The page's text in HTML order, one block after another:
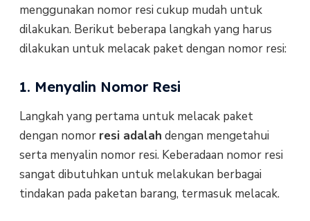
menggunakan nomor resi cukup mudah untuk
dilakukan. Berikut beberapa langkah yang harus
dilakukan untuk melacak paket dengan nomor resi:
1. Menyalin Nomor Resi
Langkah yang pertama untuk melacak paket
dengan nomor resi adalah dengan mengetahui
serta menyalin nomor resi. Keberadaan nomor resi
sangat dibutuhkan untuk melakukan berbagai
tindakan pada paketan barang, termasuk melacak.